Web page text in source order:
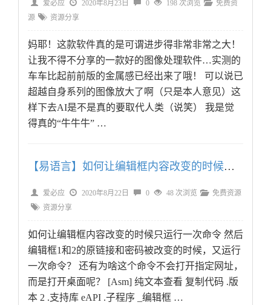
爱必应 2020年8月23日 0 198 次浏览
免费资
源
资源分享
妈耶！这款软件真的是可谓进步得非常非常之大！
让我不得不分享的一款好的图像处理软件…实测的
车车比起前前版的金属感已经出来了哦！ 可以说已
超越自身系列的图像放大了啊（只是本人意见）这
样下去AI是不是真的要取代人类（说笑） 我是觉
得真的“牛牛牛” …
【易语言】如何让编辑框内容改变的时候只运行一次命令？
爱必应 2020年8月22日 0 48 次浏览
免费资源
资源分享
如何让编辑框内容改变的时候只运行一次命令 然后
编辑框1和2的原链接和密码被改变的时候，又运行
一次命令？ 还有为啥这个命令不会打开指定网址，
而是打开桌面呢？ [Asm] 纯文本查看 复制代码 .版
本 2 .支持库 eAPI .子程序 _编辑框 …